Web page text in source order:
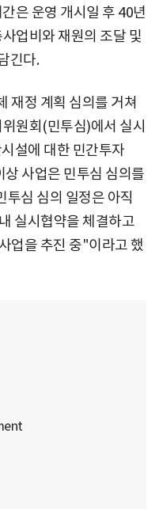
은 운영 개시일 후 40년
업비와 재원의 조달 및
긴다.
재정 계획 심의를 거쳐
원회(민투심)에서 실시
설에 대한 민간투자
사업은 민투심 심의를
투심 심의 일정은 아직
실시협약을 체결하고
업을 추진 중"이라고 했